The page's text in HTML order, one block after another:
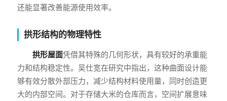
还能显著改善能源使用效率。
拱形结构的物理特性
拱形屋面凭借其特殊的几何形状，具有较好的承重能
力和结构稳定性。吴仕宽在研究中指出，这种曲面设计能
够有效分散外部压力，减少结构材料使用量，同时创造更
大的内部空间。对于存储大米的仓库而言，空间扩展意味